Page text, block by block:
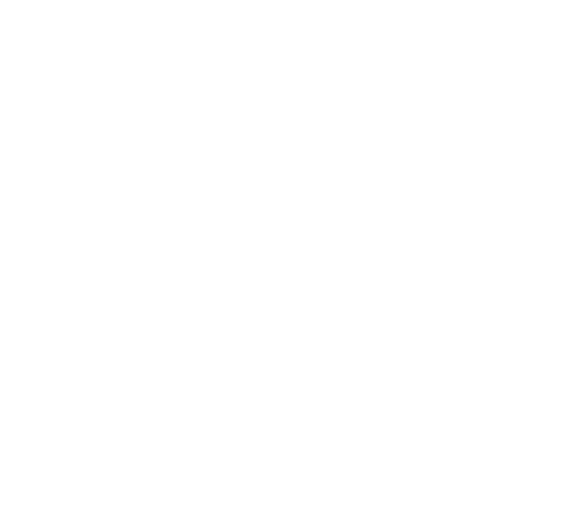
太陽能板水面排排站 發